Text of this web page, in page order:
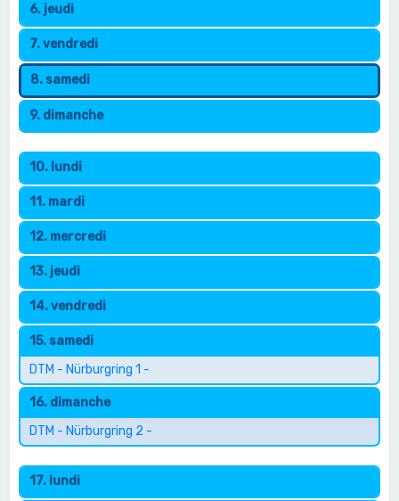
6. jeudi
7. vendredi
8. samedi
9. dimanche
10. lundi
11. mardi
12. mercredi
13. jeudi
14. vendredi
15. samedi
DTM - Nürburgring 1 -
16. dimanche
DTM - Nürburgring 2 -
17. lundi